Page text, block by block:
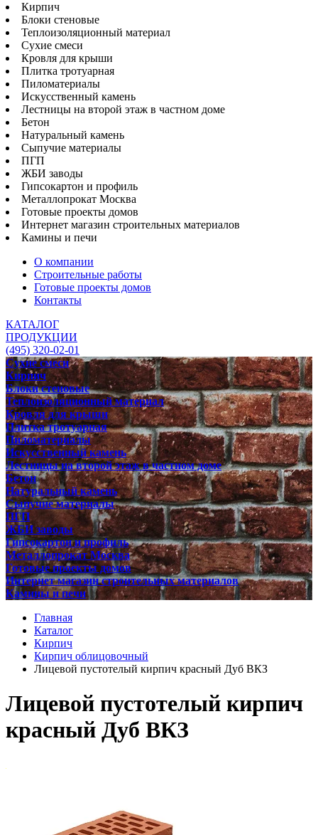
Кирпич
Блоки стеновые
Теплоизоляционный материал
Сухие смеси
Кровля для крыши
Плитка тротуарная
Пиломатериалы
Искусственный камень
Лестницы на второй этаж в частном доме
Бетон
Натуральный камень
Сыпучие материалы
ПГП
ЖБИ заводы
Гипсокартон и профиль
Металлопрокат Москва
Готовые проекты домов
Интернет магазин строительных материалов
Камины и печи
О компании
Строительные работы
Готовые проекты домов
Контакты
КАТАЛОГ
ПРОДУКЦИИ
(495) 320-02-01
Сухие смеси
Кирпич
Блоки стеновые
Теплоизоляционный материал
Кровля для крыши
Плитка тротуарная
Пиломатериалы
Искусственный камень
Лестницы на второй этаж в частном доме
Бетон
Натуральный камень
Сыпучие материалы
ПГП
ЖБИ заводы
Гипсокартон и профиль
Металлопрокат Москва
Готовые проекты домов
Интернет магазин строительных материалов
Камины и печи
Главная
Каталог
Кирпич
Кирпич облицовочный
Лицевой пустотелый кирпич красный Дуб ВКЗ
Лицевой пустотелый кирпич
красный Дуб ВКЗ